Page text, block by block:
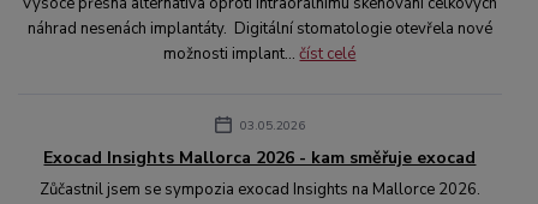
náhrad nesenách implantáty. Digitální stomatologie otevřela nové
možnosti implant...číst celé
03.05.2026
Exocad Insights Mallorca 2026 - kam směřuje exocad
Zůčastnil jsem se sympozia exocad Insights na Mallorce 2026.